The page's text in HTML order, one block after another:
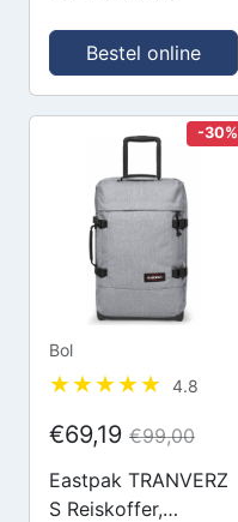
32.5 x 23 cm) -
Black Denim
Bestel online
-30%
Bol
4.8
€69,19 €99,00
Eastpak TRANVERZ
S Reiskoffer,